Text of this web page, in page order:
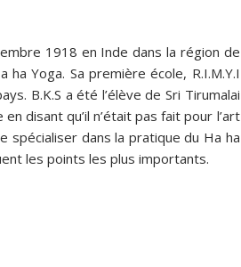
1918 en Inde dans la région de
Yoga. Sa première école, R.I.M.Y.I
B.K.S a été l’élève de Sri Tirumalai
disant qu’il n’était pas fait pour l’art
spécialiser dans la pratique du Ha ha
les points les plus importants.